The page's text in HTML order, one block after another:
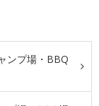
ンプ場・BBQ